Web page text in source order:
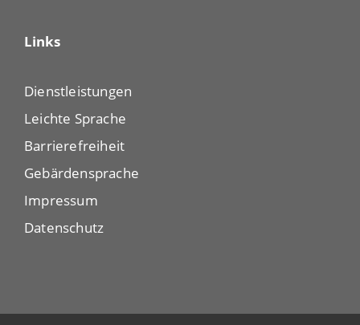
Links
Dienstleistungen
Leichte Sprache
Barrierefreiheit
Gebärdensprache
Impressum
Datenschutz